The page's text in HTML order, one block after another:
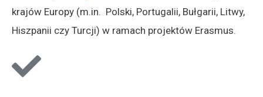
krajów Europy (m.in. Polski, Portugalii, Bułgarii, Litwy,
Hiszpanii czy Turcji) w ramach projektów Erasmus.